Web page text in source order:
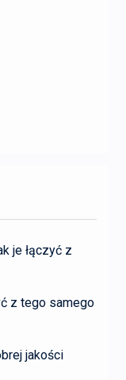
je łączyć z
z tego samego
jakości